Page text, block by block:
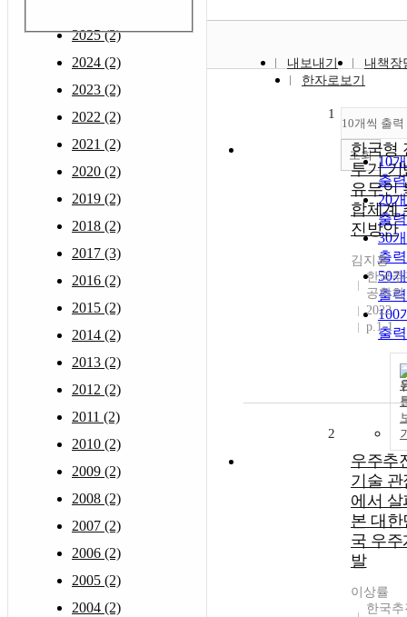
2025 (2)
2024 (2)
2023 (2)
2022 (2)
2021 (2)
2020 (2)
2019 (2)
2018 (2)
2017 (3)
2016 (2)
2015 (2)
2014 (2)
2013 (2)
2012 (2)
2011 (2)
2010 (2)
2009 (2)
2008 (2)
2007 (2)
2006 (2)
2005 (2)
2004 (2)
내보내기
내책장
한자로보기
10개씩 출력
10
출력
20
출력
30
출력
50
출력
100
출력
조회
1
한국형
투기 기
유무인
합체계
진방안
김지홍
한국추
공학회
2022
p.1-1
2
우주추
기술 관
에서 살
본 대한
국 우주
발
이상률
한국추